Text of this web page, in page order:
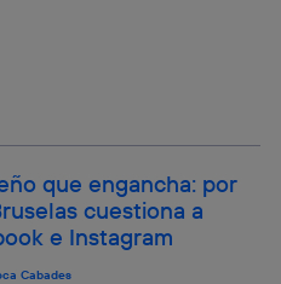
que engancha: por
cuestiona a
e Instagram
Cabades